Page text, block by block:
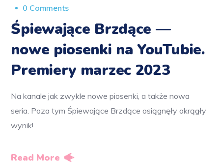
0 Comments
Śpiewające Brzdące —
nowe piosenki na YouTubie.
Premiery marzec 2023
Na kanale jak zwykle nowe piosenki, a także nowa
seria. Poza tym Śpiewające Brzdące osiągnęły okrągły
wynik!
Read More